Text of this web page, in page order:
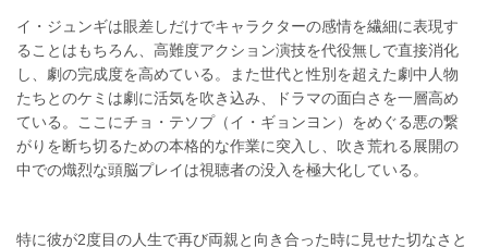
イ・ジュンギは眼差しだけでキャラクターの感情を繊細に表現す
ることはもちろん、高難度アクション演技を代役無しで直接消化
し、劇の完成度を高めている。また世代と性別を超えた劇中人物
たちとのケミは劇に活気を吹き込み、ドラマの面白さを一層高め
ている。ここにチョ・テソプ（イ・ギョンヨン）をめぐる悪の繋
がりを断ち切るための本格的な作業に突入し、吹き荒れる展開の
中での熾烈な頭脳プレイは視聴者の没入を極大化している。
特に彼が2度目の人生で再び両親と向き合った時に見せた切なさと